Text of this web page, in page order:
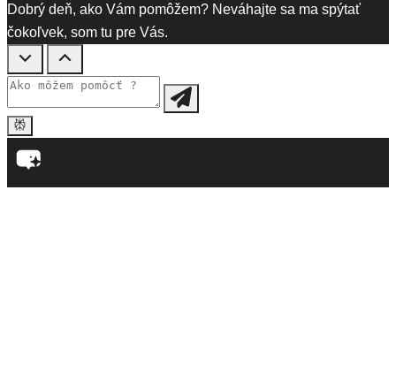
Dobrý deň, ako Vám pomôžem? Neváhajte sa ma spýtať
čokoľvek, som tu pre Vás.